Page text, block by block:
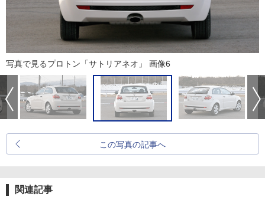
写真で見るプロトン「サトリアネオ」 画像6
この写真の記事へ
関連記事